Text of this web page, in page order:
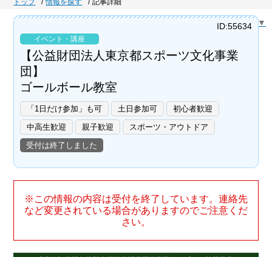
Select Language ▼
イベント・講座
【公益財団法人東京都スポーツ文化事業
団】
ゴールボール教室
「1日だけ参加」も可 土日参加可
初心者歓迎
中高生歓迎
親子歓迎
スポーツ・アウトドア
受付は終了しました
ID:55634
※この情報の内容は受付を終了しています。連絡先
など変更されている場合がありますのでご注意くだ
さい。